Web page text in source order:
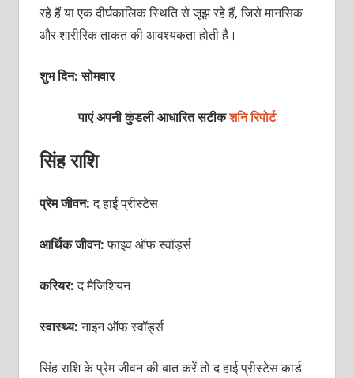
रहे हैं या एक दीर्घकालिक स्थिति से जूझ रहे हैं, जिसे मानसिक
और शारीरिक ताकत की आवश्यकता होती है।
शुभ दिन: सोमवार
पाएं अपनी कुंडली आधारित सटीकशनि रिपोर्ट
सिंह राशि
प्रेम जीवन:द हाई प्रीस्टेस
आर्थिक जीवन:फाइव ऑफ स्वॉर्ड्स
करियर:द मैजिशियन
स्वास्थ्य:नाइन ऑफ स्वॉर्ड्स
सिंह राशि के प्रेम जीवन की बात करें तो द हाई प्रीस्टेस कार्ड